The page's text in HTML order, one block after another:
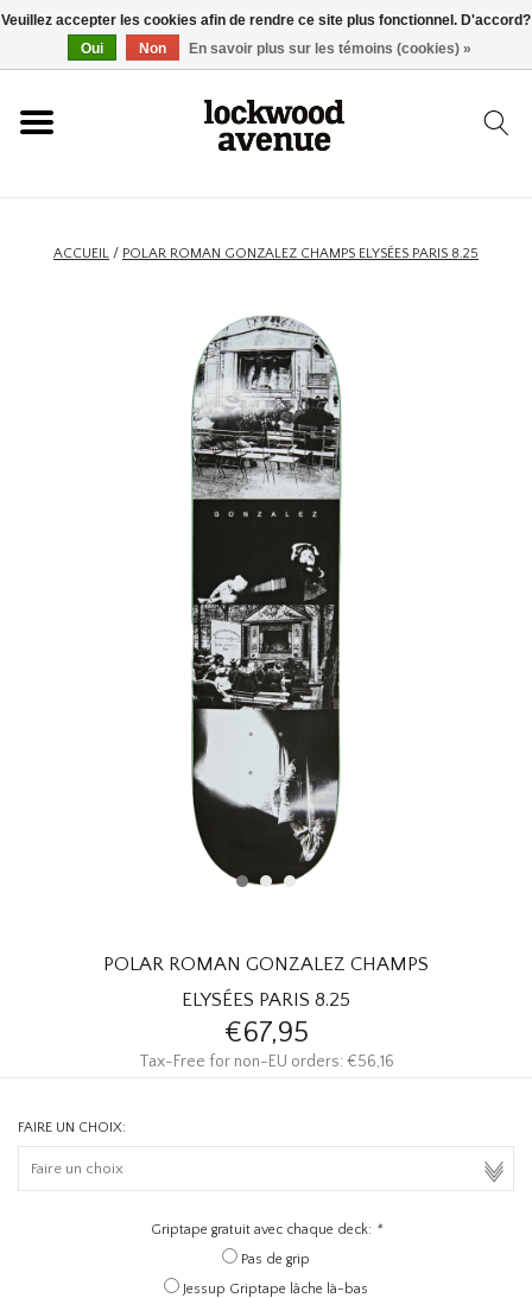
ACCUEIL
NOUVEAU
ACCUEIL / POLAR ROMAN GONZALEZ CHAMPS ELYSÉES PARIS 8.25
POLAR ROMAN GONZALEZ CHAMPS
ELYSÉES PARIS 8.25
€67,95
Tax-Free for non-EU orders: €56,16
FAIRE UN CHOIX:
Griptape gratuit avec chaque deck: *
Pas de grip
Jessup Griptape lâche là-bas
Veuillez accepter les cookies afin de rendre ce site plus fonctionnel. D'accord?
Oui
Non En savoir plus sur les témoins (cookies) »